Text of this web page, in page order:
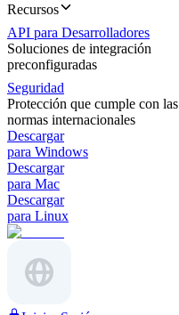
Recursos
API para Desarrolladores
Soluciones de integración
preconfiguradas
Seguridad
Protección que cumple con las
normas internacionales
Descargar
para Windows
Descargar
para Mac
Descargar
para Linux